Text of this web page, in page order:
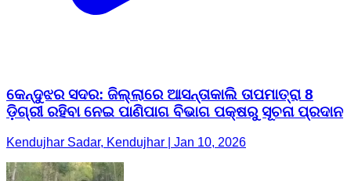
କେନ୍ଦୁଝର ସଦର: ଜିଲ୍ଲାରେ ଆସନ୍ତାକାଲି ତାପମାତ୍ରା 8
ଡ଼ିଗ୍ରୀ ରହିବା ନେଇ ପାଣିପାଗ ବିଭାଗ ପକ୍ଷରୁ ସୂଚନା ପ୍ରଦାନ
Kendujhar Sadar, Kendujhar | Jan 10, 2026